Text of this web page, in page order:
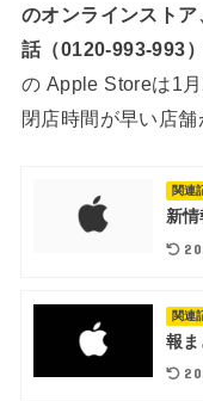
のオンラインスト
話（0120-993-993
の Apple Storeは1
閉店時間が早い店舗
関連
新情
関連
報